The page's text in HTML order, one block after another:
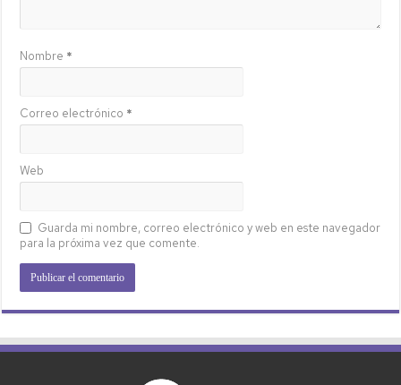
Nombre *
Correo electrónico *
Web
Guarda mi nombre, correo electrónico y web en este navegador
para la próxima vez que comente.